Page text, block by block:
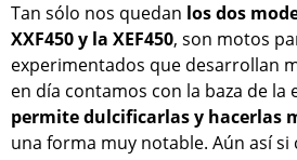
Tan sólo nos quedan los dos
XXF450 y la XEF450, son motos
experimentados que desarrollan
en día contamos con la baza de la
permite dulcificarlas y hacerlas
una forma muy notable. Aún así